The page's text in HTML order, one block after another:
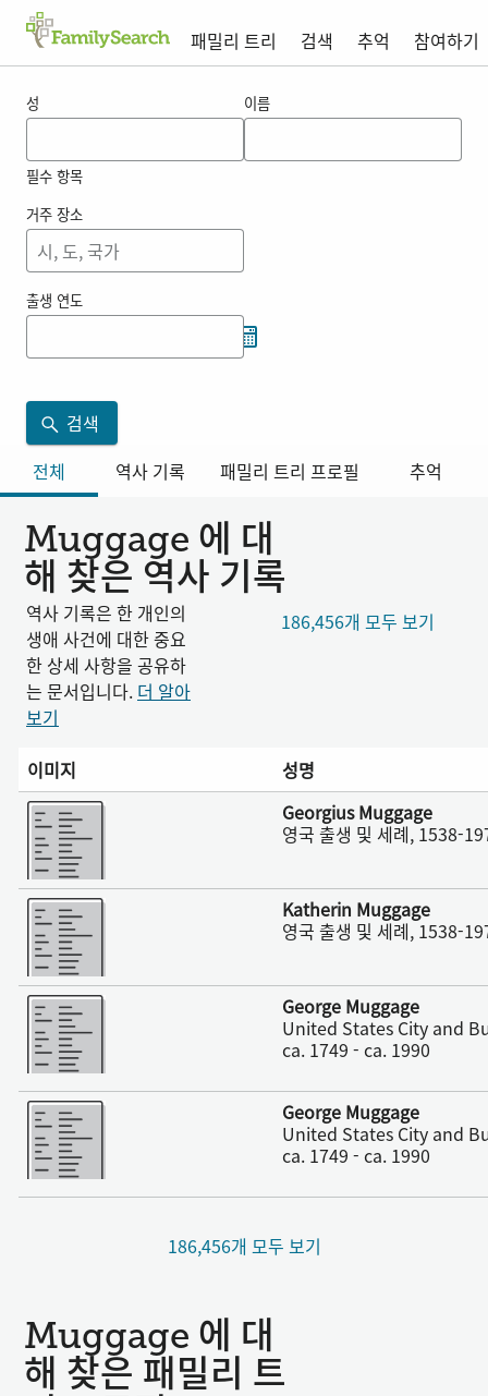
패밀리 트리 검색 추억
참여하기
성
필수 항목
이름
거주 장소
출생 연도
검색
전체
역사 기록 패밀리 트리 프로필 추억
Muggage 에 대
해 찾은 역사 기록
역사 기록은 한 개인의
생애 사건에 대한 중요
한 상세 사항을 공유하
는 문서입니다. 더 알아
보기
186,456개 모두 보기
이미지
성명
더 보기
Georgius Muggage
영국 출생 및 세례, 1538-
더 보기
Katherin Muggage
영국 출생 및 세례, 1538-
더 보기
George Muggage
United States City and
ca. 1749 - ca. 1990
더 보기
George Muggage
United States City and
ca. 1749 - ca. 1990
186,456개 모두 보기
Muggage 에 대
해 찾은 패밀리 트